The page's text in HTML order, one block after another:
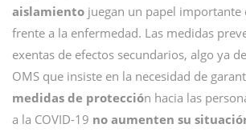
aislamiento juegan un papel importante
frente a la enfermedad. Las medidas
exentas de efectos secundarios, algo ya
OMS que insiste en la necesidad de
medidas de protección hacia las
a la COVID-19 no aumenten su